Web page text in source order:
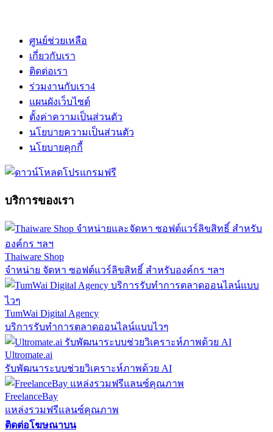
ศูนย์ช่วยเหลือ
เกี่ยวกับเรา
ติดต่อเรา
ร่วมงานกับเรา4
แผนผังเว็บไซต์
ตั้งค่าความเป็นส่วนตัว
นโยบายความเป็นส่วนตัว
นโยบายคุกกี้
บริการของเรา
Thaiware Shop
จำหน่าย จัดหา ซอฟต์แวร์ลิขสิทธิ์ สำหรับองค์กร ฯลฯ
TumWai Digital Agency
บริการรับทำการตลาดออนไลน์แบบไวๆ
Ultromate.ai
รับพัฒนาระบบช่วยวิเคราะห์ภาพด้วย AI
FreelanceBay
แหล่งรวมฟรีแลนซ์คุณภาพ
ติดต่อโฆษณาบน